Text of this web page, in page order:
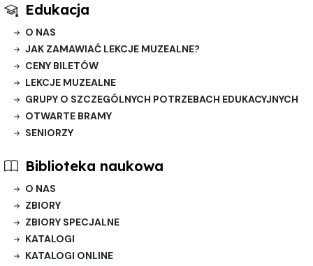
Edukacja
O NAS
JAK ZAMAWIAĆ LEKCJE MUZEALNE?
CENY BILETÓW
LEKCJE MUZEALNE
GRUPY O SZCZEGÓLNYCH POTRZEBACH EDUKACYJNYCH
OTWARTE BRAMY
SENIORZY
Biblioteka naukowa
O NAS
ZBIORY
ZBIORY SPECJALNE
KATALOGI
KATALOGI ONLINE